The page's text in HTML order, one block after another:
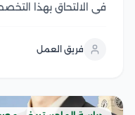
في الالتحاق بهذا
البرنامج المناسب
فريق العمل